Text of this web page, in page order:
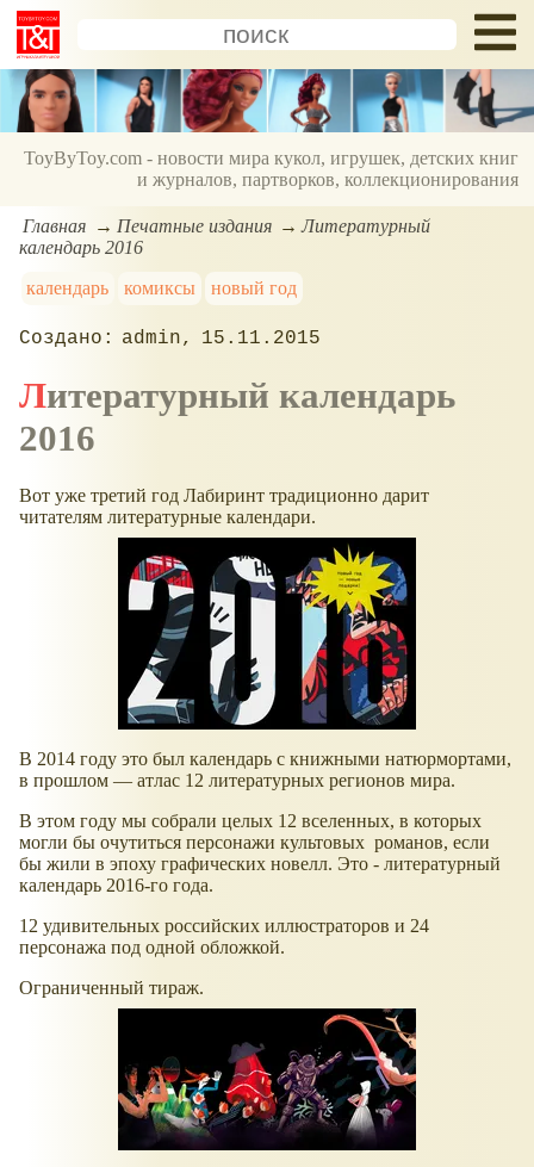
ToyByToy.com - новости мира кукол, игрушек, детских книг
и журналов, партворков, коллекционирования
Главная Печатные издания
Литературный
календарь 2016
календарь
комиксы новый год
admin 15.11.2015
Литературный календарь
2016
Вот уже третий год Лабиринт традиционно дарит
читателям литературные календари.
В 2014 году это был календарь с книжными натюрмортами,
в прошлом — атлас 12 литературных регионов мира.
В этом году мы собрали целых 12 вселенных, в которых
могли бы очутиться персонажи культовых романов, если
бы жили в эпоху графических новелл. Это - литературный
календарь 2016-го года.
12 удивительных российских иллюстраторов и 24
персонажа под одной обложкой.
Ограниченный тираж.